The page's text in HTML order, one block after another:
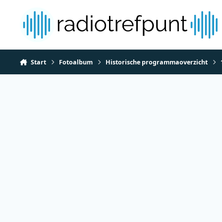
Start Fotoalbum Historische programmaoverzicht